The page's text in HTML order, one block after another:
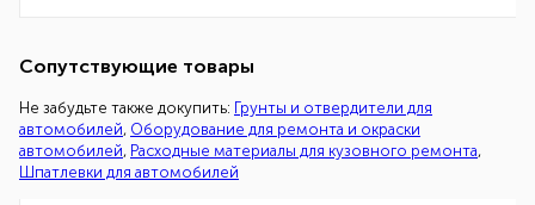
Сопутствующие товары
Не забудьте также докупить: Грунты и отвердители для
автомобилей, Оборудование для ремонта и окраски
автомобилей, Расходные материалы для кузовного ремонта,
Шпатлевки для автомобилей